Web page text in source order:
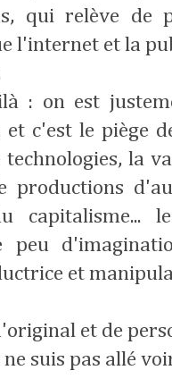
qui relève de
l'internet et la
: on est
et c'est le piège
technologies, la
productions
capitalisme...
peu
et
et de
ne suis pas allé